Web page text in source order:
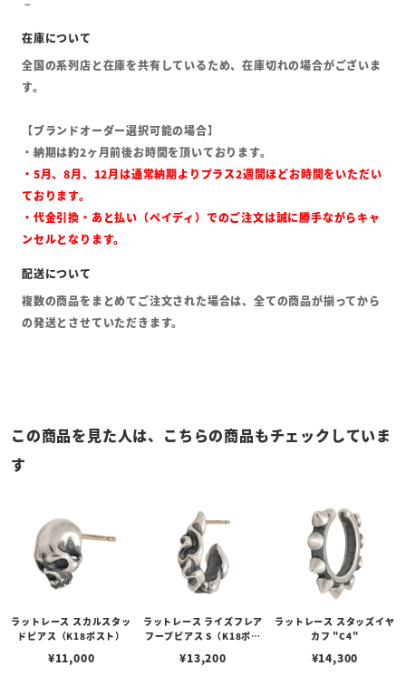
全国の系列店と在庫を共有しているため、在庫切れの場合がございま
す。
【ブランドオーダー選択可能の場合】
・納期は約2ヶ月前後お時間を頂いております。
・5月、8月、12月は通常納期よりプラス2週間ほどお時間をいただい
ております。
・代金引換・あと払い（ペイディ）でのご注文は誠に勝手ながらキャ
ンセルとなります。
複数の商品をまとめてご注文された場合は、全ての商品が揃ってから
の発送とさせていただきます。
この商品を見た人は、こちらの商品もチェックしていま
す
ラットレース スカルスタッ
ドピアス（K18ポスト）
¥11,000
ラットレース ライズフレア
フープピアス S（K18ポス
¥13,200
ラットレース スタッズイヤ
カフ "C4"
¥14,300